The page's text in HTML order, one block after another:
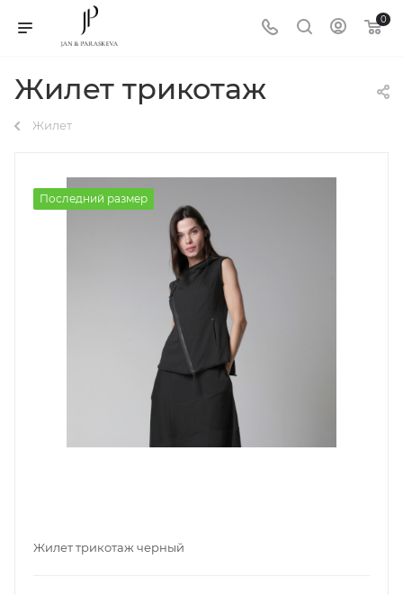
0
Жилет трикотаж
Жилет
Последний размер
Жилет трикотаж черный